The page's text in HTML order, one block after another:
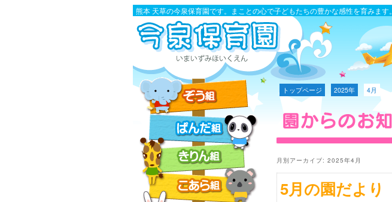
熊本 天草の今泉保育園です。まことの心で子どもたちの豊かな感性を育みます。
トップページ 2025年 4月
月別アーカイブ: 2025年4月
5月の園だより